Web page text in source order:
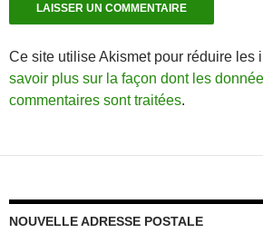
Ce site utilise Akismet pour réduire les
savoir plus sur la façon dont les
commentaires sont traitées.
NOUVELLE ADRESSE POSTALE